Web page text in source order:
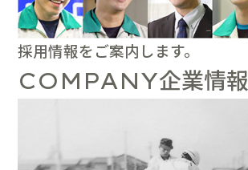
採用情報をご案内します。
COMPANY企業情報